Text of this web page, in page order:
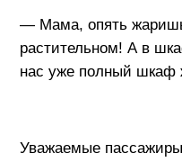
— Мама, опять
растительном! А в
нас уже полный шкаф
Уважаемые